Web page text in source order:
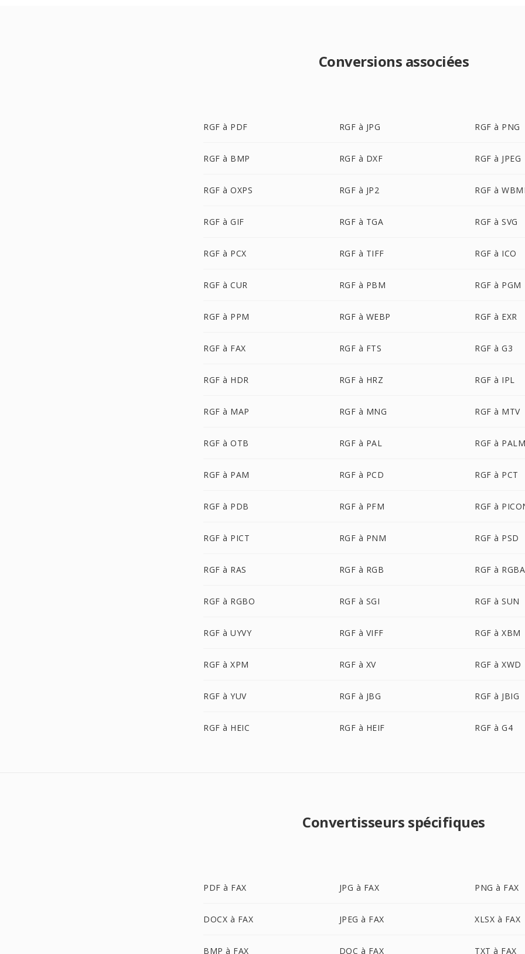
Conversions associées
RGF à PDF RGF à JPG RGF à PNG
RGF à BMP RGF à DXF RGF à JPEG
RGF à OXPS RGF à JP2 RGF à
RGF à GIF RGF à TGA RGF à SVG
RGF à PCX RGF à TIFF RGF à ICO
RGF à CUR RGF à PBM RGF à PGM
RGF à PPM RGF à WEBP RGF à EXR
RGF à FAX RGF à FTS RGF à G3
RGF à HDR RGF à HRZ RGF à IPL
RGF à MAP RGF à MNG RGF à MTV
RGF à OTB RGF à PAL RGF à
RGF à PAM RGF à PCD RGF à PCT
RGF à PDB RGF à PFM RGF à
RGF à PICT RGF à PNM RGF à PSD
RGF à RAS RGF à RGB RGF à RGBA
RGF à RGBO RGF à SGI RGF à SUN
RGF à UYVY RGF à VIFF RGF à XBM
RGF à XPM RGF à XV RGF à XWD
RGF à YUV RGF à JBG RGF à JBIG
RGF à HEIC RGF à HEIF RGF à G4
Convertisseurs spécifiques
PDF à FAX JPG à FAX PNG à FAX
DOCX à FAX JPEG à FAX XLSX à FAX
BMP à FAX DOC à FAX TXT à FAX